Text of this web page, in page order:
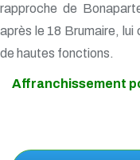
rapproche de
après le 18 Brumaire, lui
de hautes fonctions.
Affranchissement